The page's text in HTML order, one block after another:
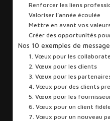
Renforcer les liens
Valoriser l’année écoulée
Mettre en avant vos
Créer des opportunités
Nos 10 exemples de
1. Vœux pour les
2. Vœux pour les clients
3. Vœux pour les
4. Vœux pour des clients
5. Vœux pour les
6. Vœux pour un client fidèle
7. Vœux pour un nouveau